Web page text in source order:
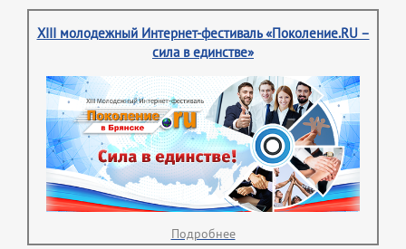
XIII молодежный Интернет-фестиваль «Поколение.RU –
сила в единстве»
Подробнее